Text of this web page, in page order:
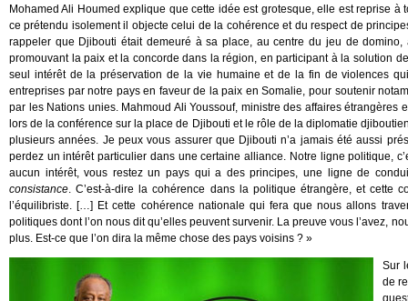
Mohamed Ali Houmed explique que cette idée est grotesque, elle est reprise
ce prétendu isolement il objecte celui de la cohérence et du respect de
rappeler que Djibouti était demeuré à sa place, au centre du jeu de
promouvant la paix et la concorde dans la région, en participant à la solution
seul intérêt de la préservation de la vie humaine et de la fin de violences
entreprises par notre pays en faveur de la paix en Somalie, pour soutenir
par les Nations unies. Mahmoud Ali Youssouf, ministre des affaires
lors de la conférence sur la place de Djibouti et le rôle de la diplomatie
plusieurs années. Je peux vous assurer que Djibouti n’a jamais été aussi
perdez un intérêt particulier dans une certaine alliance. Notre ligne politique,
aucun intérêt, vous restez un pays qui a des principes, une ligne de
consistance. C’est-à-dire la cohérence dans la politique étrangère, et cette
l’équilibriste. […] Et cette cohérence nationale qui fera que nous allons
politiques dont l’on nous dit qu’elles peuvent survenir. La preuve vous l’avez,
plus. Est-ce que l’on dira la même chose des pays voisins ? »
Sur
de